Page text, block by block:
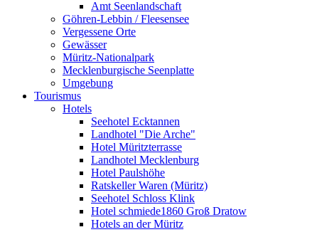
Amt Seenlandschaft
Göhren-Lebbin / Fleesensee
Vergessene Orte
Gewässer
Müritz-Nationalpark
Mecklenburgische Seenplatte
Umgebung
Tourismus
Hotels
Seehotel Ecktannen
Landhotel "Die Arche"
Hotel Müritzterrasse
Landhotel Mecklenburg
Hotel Paulshöhe
Ratskeller Waren (Müritz)
Seehotel Schloss Klink
Hotel schmiede1860 Groß Dratow
Hotels an der Müritz